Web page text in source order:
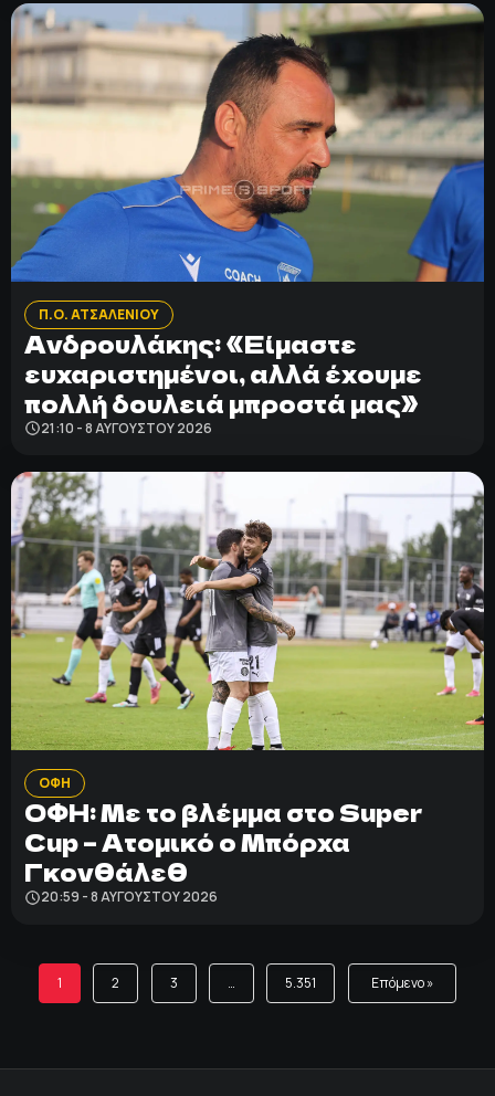
Π.Ο. ΑΤΣΑΛΕΝΙΟΥ
Ανδρουλάκης: «Είμαστε
ευχαριστημένοι, αλλά έχουμε
πολλή δουλειά μπροστά μας»
21:10 - 8 ΑΥΓΟΎΣΤΟΥ 2026
ΟΦΗ
ΟΦΗ: Με το βλέμμα στο Super
Cup – Ατομικό ο Μπόρχα
Γκονθάλεθ
20:59 - 8 ΑΥΓΟΎΣΤΟΥ 2026
1 2 3 … 5.351 Επόμενο »